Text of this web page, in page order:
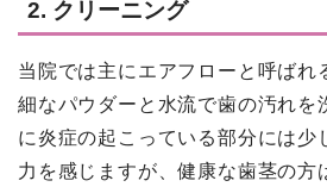
2. クリーニング
当院では主にエアフローと呼ばれ
細なパウダーと水流で歯の汚れを
に炎症の起こっている部分には少
力を感じますが、健康な歯茎の方